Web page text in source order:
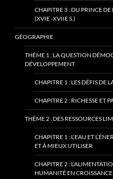
CHAPITRE 3 : DU PRINCE
(XVIE -XVIIE S.)
GÉOGRAPHIE
THÈME 1 : LA QUESTION
DÉVELOPPEMENT
CHAPITRE 1 : LES DÉFIS DE
CHAPITRE 2 : RICHESSE ET
THÈME 2 : DES RESSOURCES
CHAPITRE 1 : L’EAU ET
ET À MIEUX UTILISER
CHAPITRE 2 :
HUMANITÉ EN